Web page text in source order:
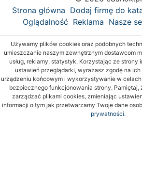
Strona główna Dodaj firmę do
Oglądalność Reklama Nasze
Używamy plików cookies oraz podobnych
umieszczanie naszym zewnętrznym dostawcom
usług, reklamy, statystyk. Korzystając ze strony
ustawień przeglądarki, wyrażasz zgodę na
urządzeniu końcowym i wykorzystywanie w
bezpiecznego funkcjonowania strony. Pamiętaj,
zarządzać plikami cookies, zmieniając
informacji o tym jak przetwarzamy Twoje dane
prywatności.